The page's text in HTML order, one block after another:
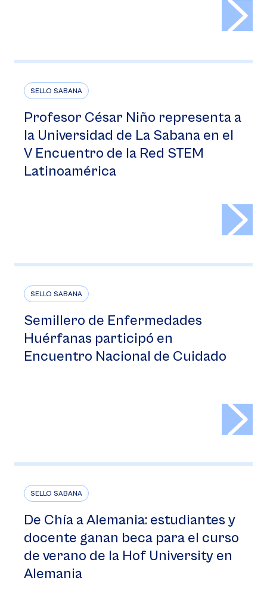
SELLO SABANA
Profesor César Niño representa a
la Universidad de La Sabana en el
V Encuentro de la Red STEM
Latinoamérica
SELLO SABANA
Semillero de Enfermedades
Huérfanas participó en
Encuentro Nacional de Cuidado
SELLO SABANA
De Chía a Alemania: estudiantes y
docente ganan beca para el curso
de verano de la Hof University en
Alemania